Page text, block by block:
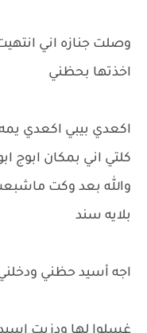
وصلت جنازه اني
اخذتها بحظني
اكعدي بيبي اكعدي
كلتي اني بمكان ابوج
والله بعد وكت
بلايه سند
اجه أسيد حظني